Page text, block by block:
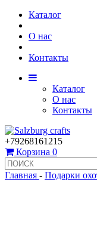
Каталог
О нас
Контакты
Каталог
О нас
Контакты
+79268161215
Корзина 0
Главная - Подарки